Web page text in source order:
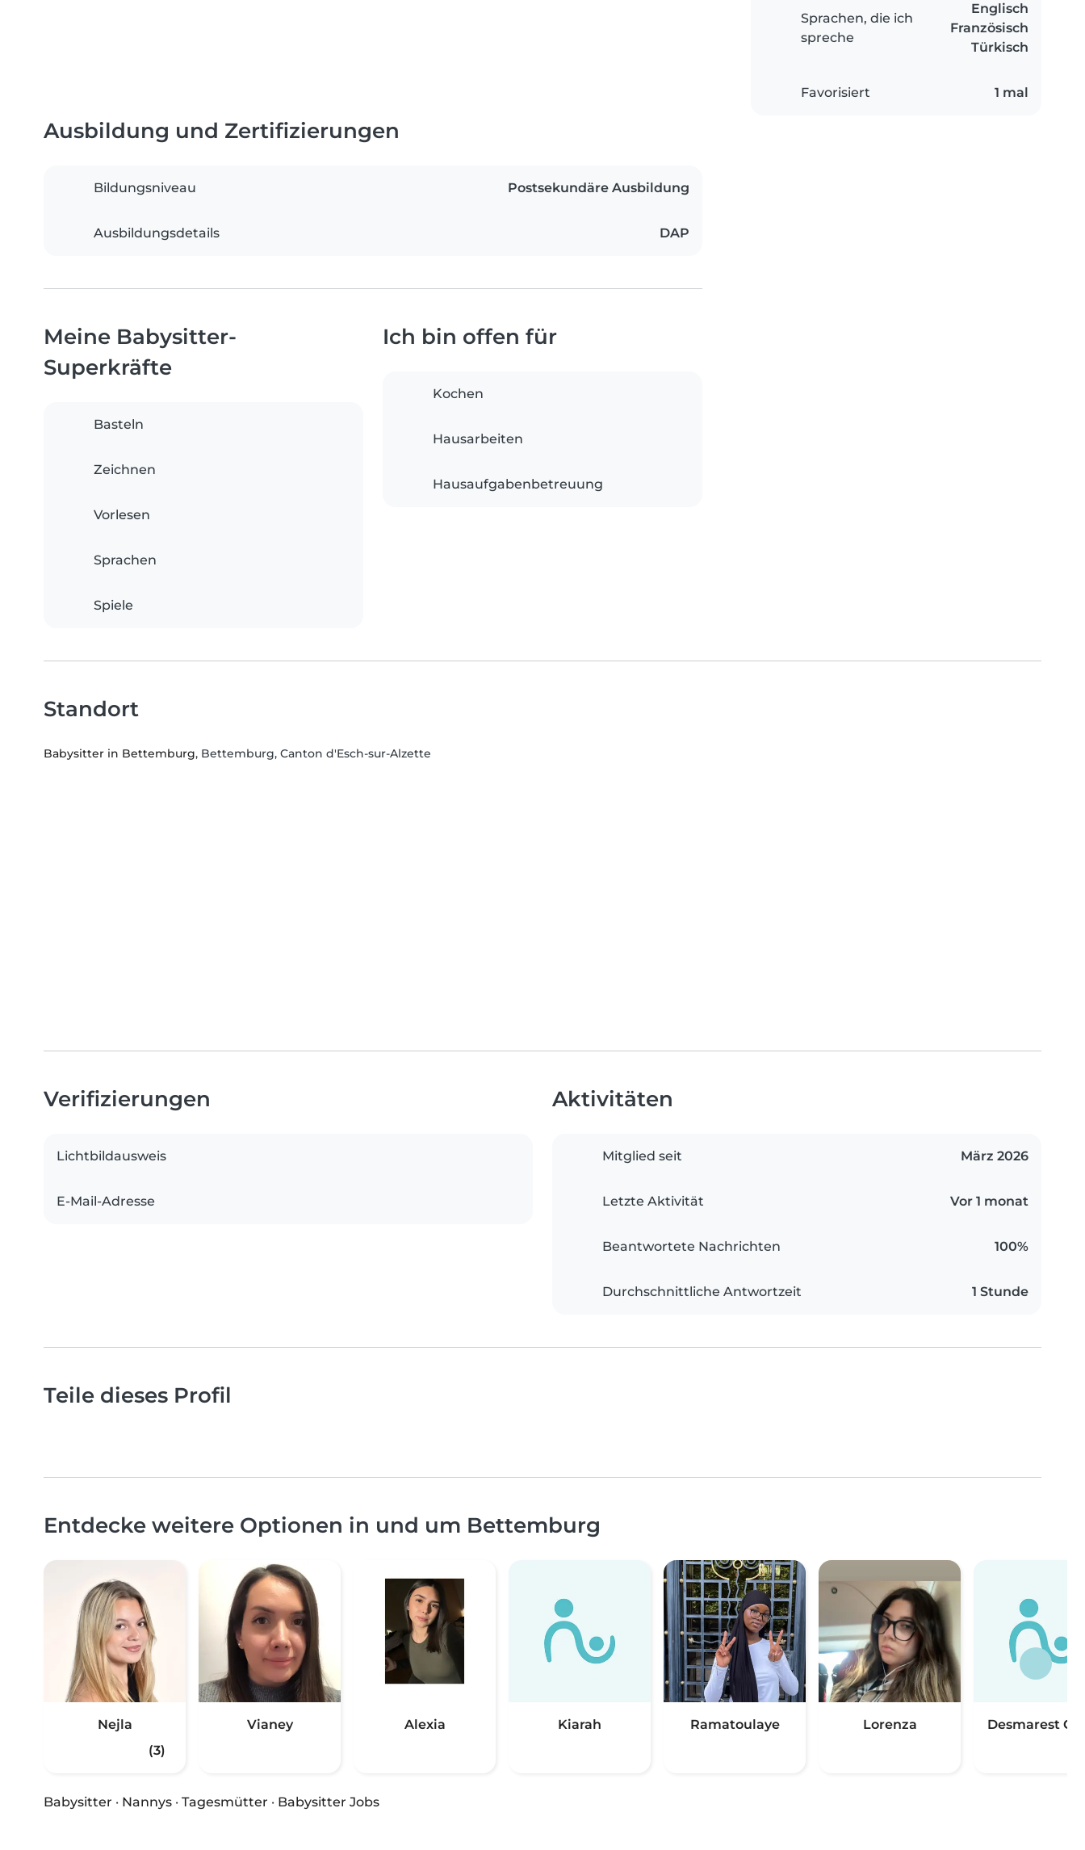
Sprachen, die ich
spreche
Englisch
Französisch
Türkisch
Favorisiert 1 mal
Ausbildung und Zertifizierungen
Bildungsniveau Postsekundäre Ausbildung
Ausbildungsdetails DAP
Meine Babysitter-
Superkräfte
Basteln
Zeichnen
Vorlesen
Sprachen
Spiele
Ich bin offen für
Kochen
Hausarbeiten
Hausaufgabenbetreuung
Standort
Babysitter in Bettemburg, Bettemburg, Canton d'Esch-sur-Alzette
Verifizierungen
Lichtbildausweis
E-Mail-Adresse
Aktivitäten
Mitglied seit März 2026
Letzte Aktivität Vor 1 monat
Beantwortete Nachrichten 100%
Durchschnittliche Antwortzeit 1 Stunde
Teile dieses Profil
Entdecke weitere Optionen in und um Bettemburg
Nejla
(3)
Vianey Alexia Kiarah Ramatoulaye Lorenza Desmarest
Babysitter · Nannys · Tagesmütter · Babysitter Jobs